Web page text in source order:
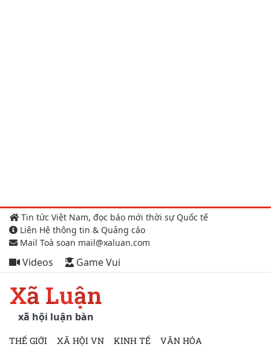
Tin tức Việt Nam, đọc báo mới thời sự Quốc tế
Liên Hệ thông tin & Quảng cáo
Mail Toà soạn mail@xaluan.com
Videos Game Vui
Xã Luận
xã hội luận bàn
THẾ GIỚI XÃ HỘI VN KINH TẾ VĂN HÓA